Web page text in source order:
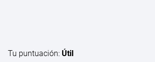
Tu puntuación: Útil